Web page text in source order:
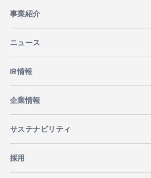
事業紹介
ニュース
IR情報
企業情報
サステナビリティ
採用